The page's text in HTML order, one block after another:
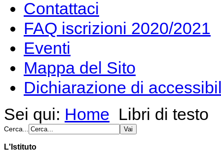
Contattaci
FAQ iscrizioni 2020/2021
Eventi
Mappa del Sito
Dichiarazione di
Sei qui: Home Libri di testo
Cerca...
L'Istituto